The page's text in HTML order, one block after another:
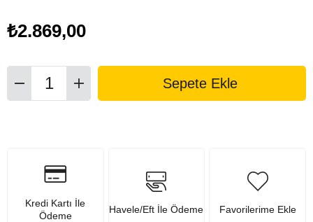
₺2.869,00
Kredi Kartı İle
Ödeme
Havele/Eft İle Ödeme Favorilerime Ekle